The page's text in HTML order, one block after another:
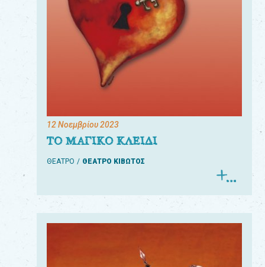
12 Νοεμβρίου 2023
ΤΟ ΜΑΓΙΚΟ ΚΛΕΙΔΙ
ΘΕΑΤΡΟ ΘΕΑΤΡΟ ΚΙΒΩΤΟΣ